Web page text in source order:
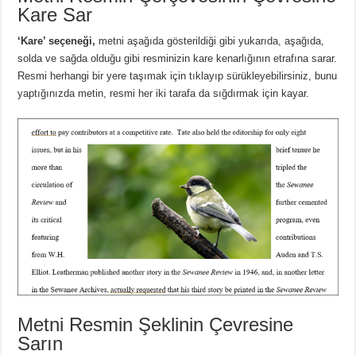
Kare Sar
‘Kare’ seçeneği, metni aşağıda gösterildiği gibi yukarıda, aşağıda,
solda ve sağda olduğu gibi resminizin kare kenarlığının etrafına sarar.
Resmi herhangi bir yere taşımak için tıklayıp sürükleyebilirsiniz, bunu
yaptığınızda metin, resmi her iki tarafa da sığdırmak için kayar.
Metni Resmin Şeklinin Çevresine
Sarın